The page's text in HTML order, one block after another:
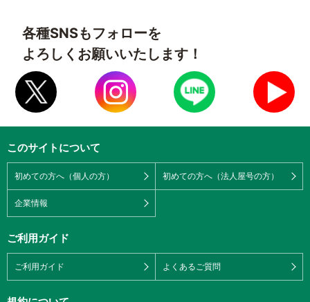
各種SNSもフォローを
よろしくお願いいたします！
このサイトについて
初めての方へ（個人の方） 初めての方へ（法人屋号の方）
企業情報
ご利用ガイド
ご利用ガイド よくあるご質問